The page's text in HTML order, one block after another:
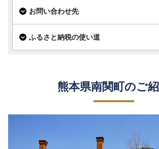
お問い合わせ先
ふるさと納税の使い道
熊本県南関町のご